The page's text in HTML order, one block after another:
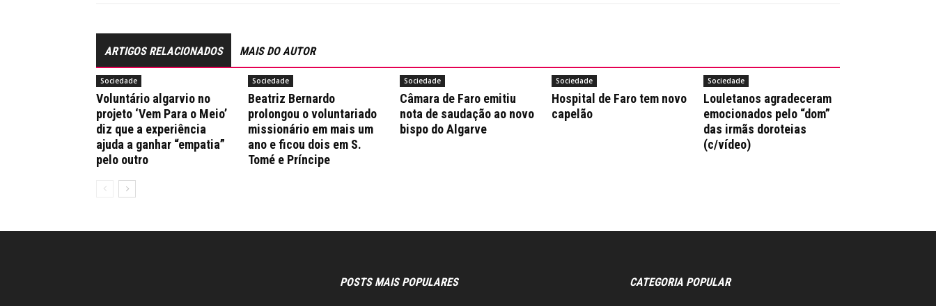
ARTIGOS RELACIONADOS MAIS DO AUTOR
Sociedade
Voluntário algarvio no
projeto ‘Vem Para o Meio’
diz que a experiência
ajuda a ganhar “empatia”
pelo outro
Sociedade
Beatriz Bernardo
prolongou o voluntariado
missionário em mais um
ano e ficou dois em S.
Tomé e Príncipe
Sociedade
Câmara de Faro emitiu
nota de saudação ao novo
bispo do Algarve
Sociedade
Hospital de Faro tem novo
capelão
Sociedade
Louletanos agradeceram
emocionados pelo “dom”
das irmãs doroteias
(c/vídeo)
POSTS MAIS POPULARES CATEGORIA POPULAR